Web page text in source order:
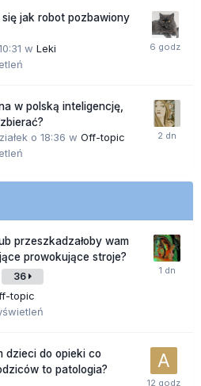
jak robot pozbawiony
w Leki
w polską inteligencję,
o 18:36 w Off-topic
przeszkadzałoby wam
prowokujące stroje?
36
topic
dzieci do opieki co
to patologia?